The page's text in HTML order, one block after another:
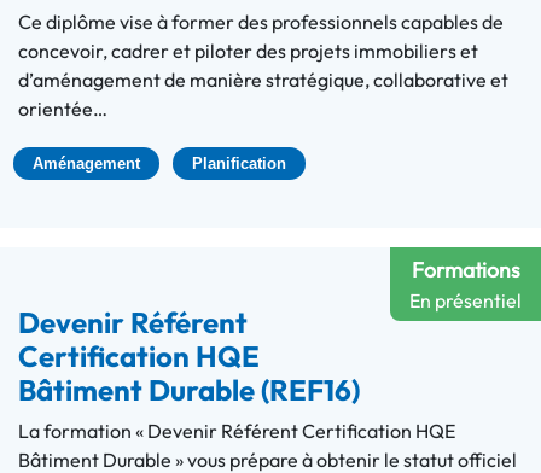
Ce diplôme vise à former des professionnels capables de
concevoir, cadrer et piloter des projets immobiliers et
d’aménagement de manière stratégique, collaborative et
orientée…
Aménagement Planification
Formations
En présentiel
Devenir Référent
Certification HQE
Bâtiment Durable (REF16)
La formation « Devenir Référent Certification HQE
Bâtiment Durable » vous prépare à obtenir le statut officiel